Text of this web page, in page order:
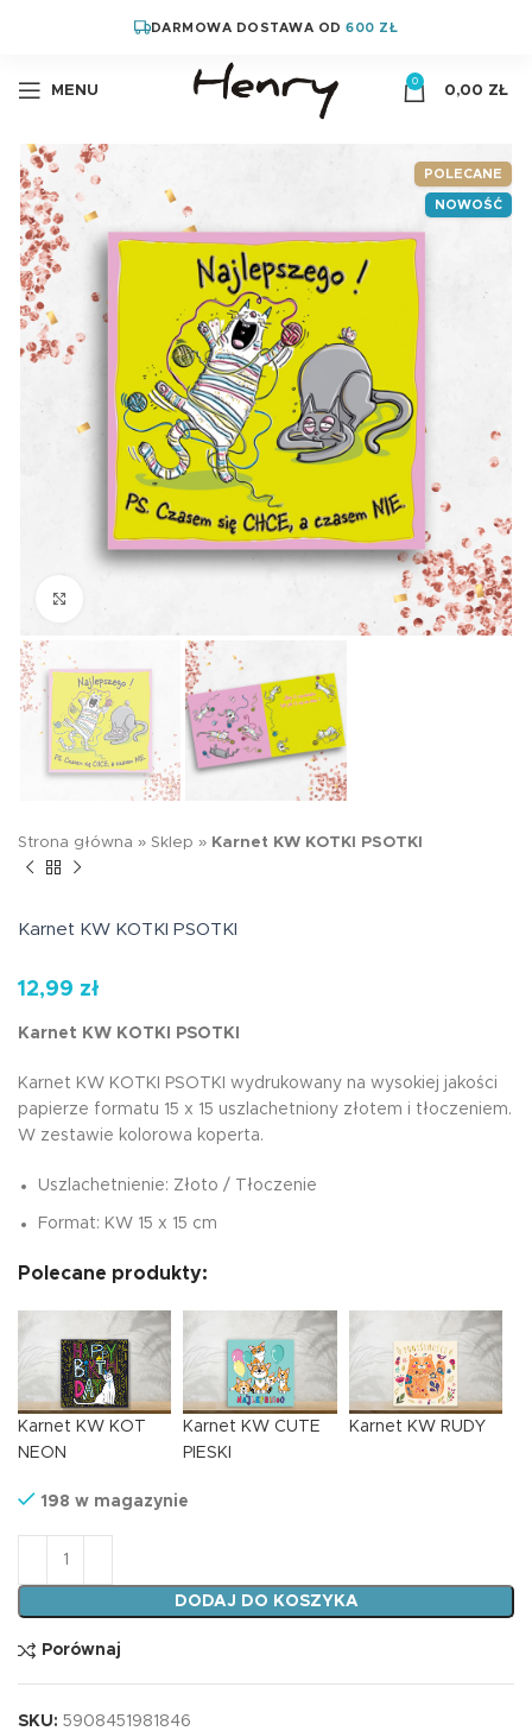
DARMOWA DOSTAWA OD600 ZŁ
MENU
0
0,00 ZŁ
POLECANE
NOWOŚĆ
Strona główna » Sklep » Karnet KW KOTKI PSOTKI
Karnet KW KOTKI PSOTKI
12,99 zł
Karnet KW KOTKI PSOTKI
Karnet KW KOTKI PSOTKI wydrukowany na wysokiej jakości
papierze formatu 15 x 15 uszlachetniony złotem i tłoczeniem.
W zestawie kolorowa koperta.
Uszlachetnienie: Złoto / Tłoczenie
Format: KW 15 x 15 cm
Polecane produkty:
Karnet KW KOT
NEON
Karnet KW CUTE
PIESKI
Karnet KW RUDY
198 w magazynie
DODAJ DO KOSZYKA
Porównaj
SKU: 5908451981846